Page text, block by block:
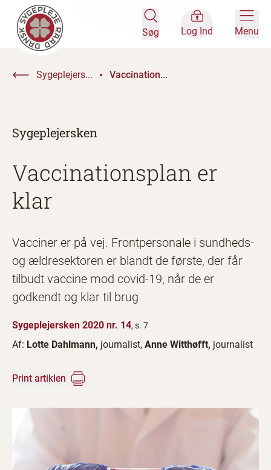
Søg Log Ind Menu
Sygeplejers... Vaccination...
Sygeplejersken
Vaccinationsplan er
klar
Vacciner er på vej. Frontpersonale i sundheds-
og ældresektoren er blandt de første, der får
tilbudt vaccine mod covid-19, når de er
godkendt og klar til brug
Sygeplejersken 2020 nr. 14, s. 7
Af: Lotte Dahlmann, journalist, Anne Witthøfft, journalist
Print artiklen